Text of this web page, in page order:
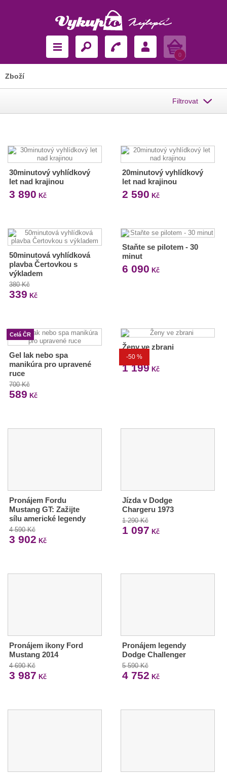
Košík
0
Zboží
Filtrovat
30minutový vyhlídkový
let nad krajinou
3 890 Kč
20minutový vyhlídkový
let nad krajinou
2 590 Kč
50minutová vyhlídková
plavba Čertovkou s
výkladem
380 Kč
339 Kč
Staňte se pilotem - 30
minut
6 090 Kč
Celá ČR
Gel lak nebo spa
manikúra pro upravené
ruce
700 Kč
589 Kč
-50 %
Ženy ve zbrani
2 399 Kč
1 199 Kč
Pronájem Fordu
Mustang GT: Zažijte
sílu americké legendy
4 590 Kč
3 902 Kč
Jízda v Dodge
Chargeru 1973
1 290 Kč
1 097 Kč
Pronájem ikony Ford
Mustang 2014
4 690 Kč
3 987 Kč
Pronájem legendy
Dodge Challenger
5 590 Kč
4 752 Kč